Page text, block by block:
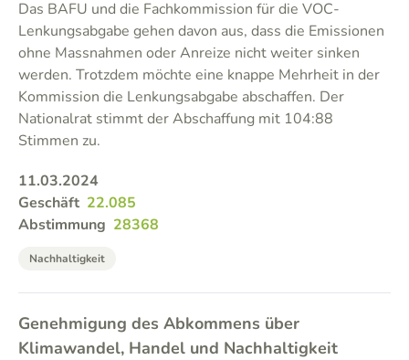
Das BAFU und die Fachkommission für die VOC-
Lenkungsabgabe gehen davon aus, dass die Emissionen
ohne Massnahmen oder Anreize nicht weiter sinken
werden. Trotzdem möchte eine knappe Mehrheit in der
Kommission die Lenkungsabgabe abschaffen. Der
Nationalrat stimmt der Abschaffung mit 104:88
Stimmen zu.
11.03.2024
Geschäft 22.085
Abstimmung 28368
Nachhaltigkeit
Genehmigung des Abkommens über
Klimawandel, Handel und Nachhaltigkeit